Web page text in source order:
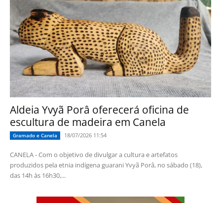
Aldeia Yvyã Porâ oferecerá oficina de
escultura de madeira em Canela
Gramado e Canela 18/07/2026 11:54
CANELA - Com o objetivo de divulgar a cultura e artefatos
produzidos pela etnia indígena guarani Yvyã Porâ, no sábado (18),
das 14h às 16h30,...